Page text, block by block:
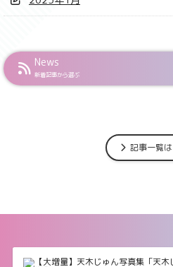
News
新着記事から選ぶ
記事一覧